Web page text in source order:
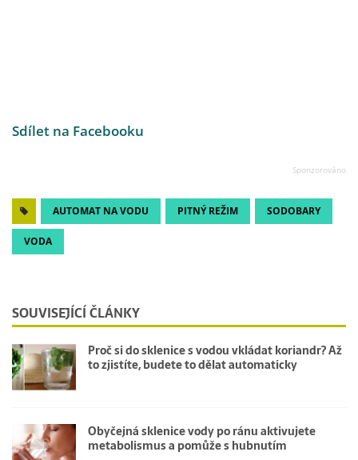
Sdílet na Facebooku
AUTOMAT NA VODU PITNÝ REŽIM SODOBARY
VODA
SOUVISEJÍCÍ ČLÁNKY
Proč si do sklenice s vodou vkládat koriandr? Až
to zjistíte, budete to dělat automaticky
Obyčejná sklenice vody po ránu aktivujete
metabolismus a pomůže s hubnutím